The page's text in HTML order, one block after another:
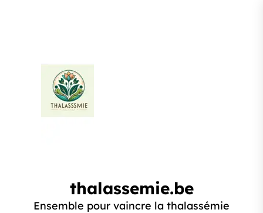
thalassemie.be
thalassemie.be
Ensemble pour vaincre la thalassémie